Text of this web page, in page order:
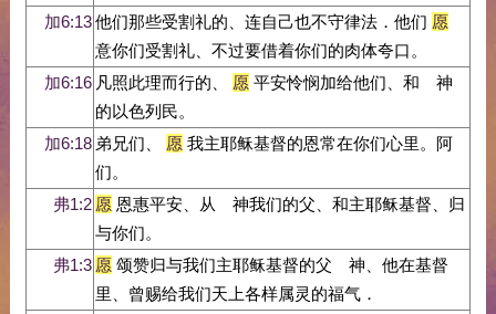
加6:13他们那些受割礼的、连自己也不守律法．他们 愿
意你们受割礼、不过要借着你们的肉体夸口。
加6:16 凡照此理而行的、 愿平安怜悯加给他们、和 神
的以色列民。
加6:18 弟兄们、 愿我主耶稣基督的恩常在你们心里。阿
们。
弗1:2 愿恩惠平安、从 神我们的父、和主耶稣基督、归
与你们。
弗1:3 愿颂赞归与我们主耶稣基督的父 神、他在基督
里、曾赐给我们天上各样属灵的福气．